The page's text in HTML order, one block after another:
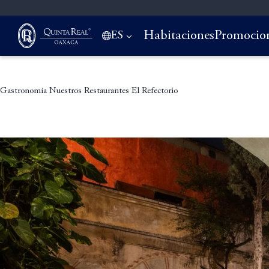
ES Habitaciones
Gastronomía Nuestros Restaurantes El Refectorio